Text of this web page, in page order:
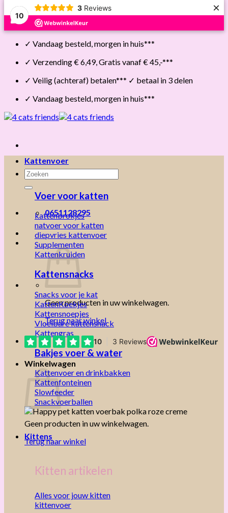
10
3 Reviews ×
Skip
✓ Vandaag besteld, morgen in huis***
✓ Verzending € 6,49, Gratis vanaf € 45,-***
✓ Veilig (achteraf) betalen*** ✓ betaal in 3 delen
✓ Vandaag besteld, morgen in huis***
Zoeken
naar:
0651128295
Geen producten in uw winkelwagen.
Terug naar winkel
Winkelwagen
Geen producten in uw winkelwagen.
Terug naar winkel
Kattenvoer
Voer voor katten
kattenbrokjes
natvoer voor katten
diepvries kattenvoer
Supplementen
Kattenkruiden
Kattensnacks
Snacks voor je kat
KattenKoekjes
Kattensnoepjes
Vloeibare kattensnack
Kattengras
Bakjes voer & water
Kattenvoer en drinkbakken
Kattenfonteinen
Slowfeeder
Snackvoerballen
Kittens
Kitten artikelen
Alles voor jouw kitten
kittenvoer